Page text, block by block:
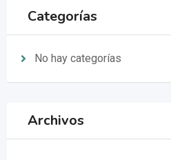
Categorías
No hay categorías
Archivos